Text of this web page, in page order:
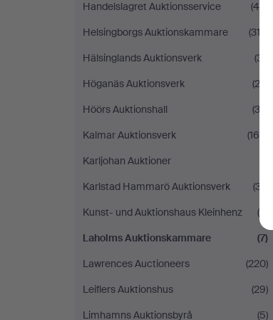
Handelslagret Auktionsservice
(46)
Helsingborgs Auktionskammare
(313)
Hälsinglands Auktionsverk
(31)
Höganäs Auktionsverk
(22)
Höörs Auktionshall
(33)
Kalmar Auktionsverk
(160)
Karljohan Auktioner
Karlstad Hammarö Auktionsverk
(37)
Kunst- und Auktionshaus Kleinhenz
(4)
Laholms Auktionskammare
(7)
Lawrences Auctioneers
(220)
Leiflers Auktionshus
(29)
Limhamns Auktionsbyrå
(5)